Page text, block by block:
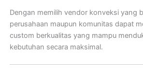
Dengan memilih vendor konveksi yang
perusahaan maupun komunitas dapat
custom berkualitas yang mampu
kebutuhan secara maksimal.